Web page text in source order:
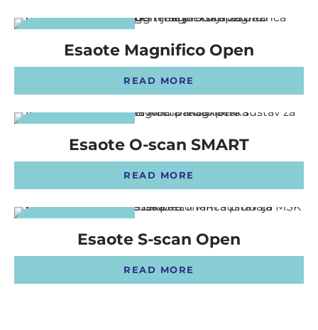
Esaote Magnifico Open
READ MORE
Esaote O-scan SMART
READ MORE
Esaote S-scan Open
READ MORE
POTROŠNI MATERIJAL
DALJE